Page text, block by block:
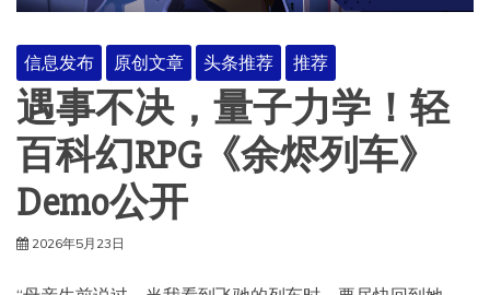
信息发布 原创文章 头条推荐 推荐
遇事不决，量子力学！轻
百科幻RPG《余烬列车》
Demo公开
2026年5月23日